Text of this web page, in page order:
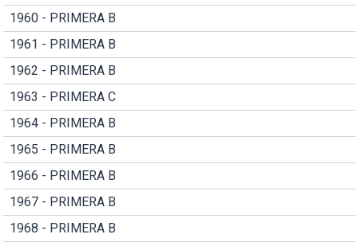
1960 - PRIMERA B
1961 - PRIMERA B
1962 - PRIMERA B
1963 - PRIMERA C
1964 - PRIMERA B
1965 - PRIMERA B
1966 - PRIMERA B
1967 - PRIMERA B
1968 - PRIMERA B